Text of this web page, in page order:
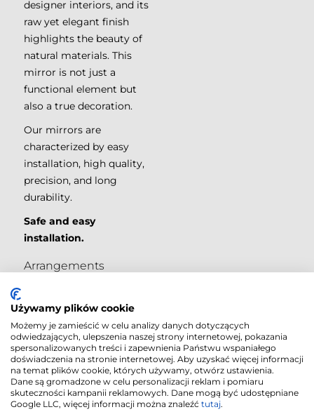
designer interiors, and its
raw yet elegant finish
highlights the beauty of
natural materials. This
mirror is not just a
functional element but
also a true decoration.
Our mirrors are
characterized by easy
installation, high quality,
precision, and long
durability.
Safe and easy
installation.
Arrangements
Cookies Policy| © 2018
Używamy plików cookie
Możemy je zamieścić w celu analizy danych dotyczących
odwiedzających, ulepszenia naszej strony internetowej, pokazania
spersonalizowanych treści i zapewnienia Państwu wspaniałego
doświadczenia na stronie internetowej. Aby uzyskać więcej informacji
na temat plików cookie, których używamy, otwórz ustawienia.
Dane są gromadzone w celu personalizacji reklam i pomiaru
skuteczności kampanii reklamowych. Dane mogą być udostępniane
Google LLC, więcej informacji można znaleźć tutaj.